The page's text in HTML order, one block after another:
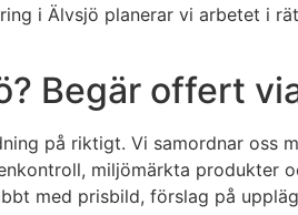
i Älvsjö planerar vi arbetet i
Begär offert
på riktigt. Vi samordnar oss
miljömärkta produkter
med prisbild, förslag på